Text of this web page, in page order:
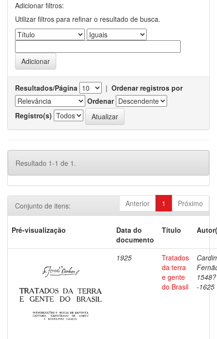
Adicionar filtros:
Utilizar filtros para refinar o resultado de busca.
Resultados/Página | Ordenar registros por
Ordenar
Registro(s)
Resultado 1-1 de 1.
Anterior 1 Próximo
Conjunto de itens:
Pré-visualização
Data do
documento
Título
1925
Tratados
da terra
e gente
do Brasil
1548?
-1625